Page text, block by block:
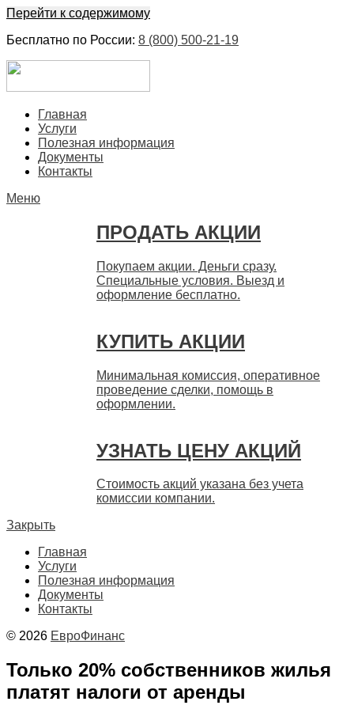
Перейти к содержимому
Бесплатно по России: 8 (800) 500-21-19
БыстроГлавная
Услуги
Полезная информация
Документы
Контакты
Меню
ПРОДАТЬ АКЦИИ
Покупаем акции. Деньги сразу.
Специальные условия. Выезд и
оформление бесплатно.
КУПИТЬ АКЦИИ
Минимальная комиссия, оперативное
проведение сделки, помощь в
оформлении.
УЗНАТЬ ЦЕНУ АКЦИЙ
Стоимость акций указана без учета
комиссии компании.
Закрыть
Главная
Услуги
Полезная информация
Документы
Контакты
© 2026 ЕвроФинанс
Только 20% собственников жилья
платят налоги от аренды